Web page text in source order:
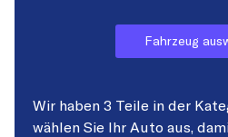
Fahrzeug
Wir haben 3 Teile in der
wählen Sie Ihr Auto aus,